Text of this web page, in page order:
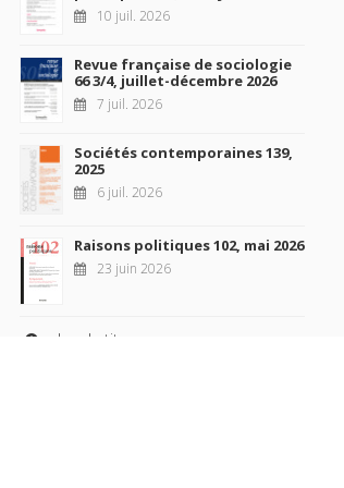
10 juil. 2026
Revue française de sociologie
66 3/4, juillet-décembre 2026
7 juil. 2026
Sociétés contemporaines 139,
2025
6 juil. 2026
Raisons politiques 102, mai 2026
23 juin 2026
plus de titres